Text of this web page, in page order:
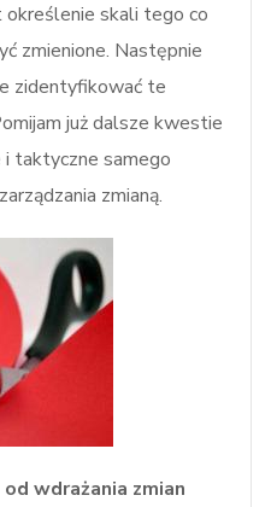
skali tego co
zmienione. Następnie
zidentyfikować te
już dalsze kwestie
taktyczne samego
zmianą.
wdrażania zmian